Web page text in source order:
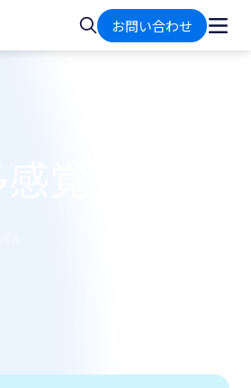
検
索
お問い合わせ